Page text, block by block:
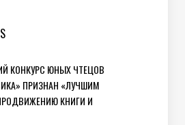
КОНКУРС ЮНЫХ ЧТЕЦОВ
ПРИЗНАН «ЛУЧШИМ
КНИГИ И